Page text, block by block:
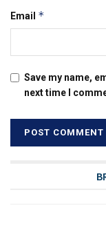
Email *
Save my name,
next time I